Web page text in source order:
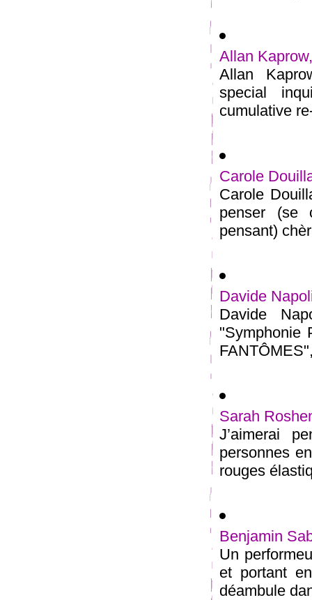
Allan
Allan
special
cumulative
Carole
Carole
penser (se
pensant)
Davide
Davide
"Symphonie
Sarah
J’aimerai
personnes
rouges
Benjamin
Un
et portant
déambule